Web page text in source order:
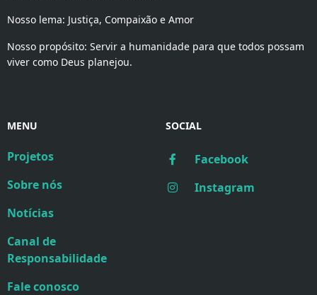
Nosso lema: Justiça, Compaixão e Amor
Nosso propósito: Servir a humanidade para que todos possam
viver como Deus planejou.
MENU
Projetos
Sobre nós
Notícias
Canal de
Responsabilidade
Fale conosco
SOCIAL
Facebook
Instagram